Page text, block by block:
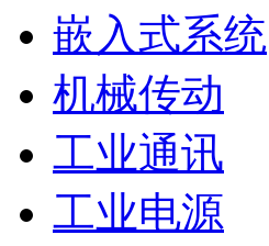
嵌入式系统
机械传动
工业通讯
工业电源